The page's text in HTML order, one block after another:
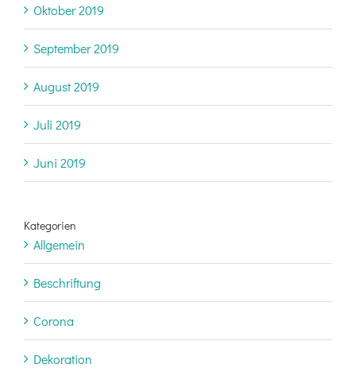
Oktober 2019
September 2019
August 2019
Juli 2019
Juni 2019
Kategorien
Allgemein
Beschriftung
Corona
Dekoration